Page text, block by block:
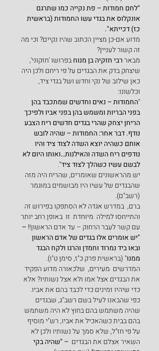
"לחם חמודות – פת נקייה כמו שתרגם
אונקלוס את בגדי עשו החמודות (בראשית
כז) דכייתא".
מדוע אם-כן מציין הכתוב שהיו נקיים? וכי מה
זה קשור לעניין?
מבאר רבי חזקיה בן מנוח בפרושו 'חזקוני',
שיצחק בדק את הבגדים על פי ריחם ולכן היה
כאן שילוב של נקי וחדש ושל בגדי ציד,
וכלשונו:
"החמודות – נאים וחדשים שמתכבד בהן
בפני הבריות ומשמש בהן בפני אביו ולפיכך
הריחן יצחק שהרי בגדים חדשים ריח הצבע
נודף. דבר אחר: החמודות – שהיה לובש
אותם כשהיה יוצא השדה לצוד ציד והיו
נודפים ריח השדה והאילנות…ואותו היום לא
לבשם עשיו כשהלך לצוד ציד".
יש מהראשונים שאומרים, שהריח היה מזה
שהבגדים של עשיו היו מבושמים במוגמר
(רשב"ם).
ברם,  במדרש אגדה לא הסתפקו בפירוש זה
והתייחסו למילה  מיוחדת  זו  באופן רחב יותר
עם קשר לעבר הרחוק – עד אדם הראשון!! –
"יש אומרים אלו בגדים של אדם הראשון
ובאו ביד נמרוד וחמדן והרגו ולקח הבגד
ממנו" (בראשית פרק כ"ז, סימן ט"ו).
המדרשים  מעירים,  שלכאורה מדוע הפקיד
את הבגדים אצל אמו ולא אצל נשותיו? אלא
כדי שיהיו זמינים כדי לכבד בהם את אביו.
כפי שהבאנו לעיל בשם רשב"ג, שבגדים
שהיה משתמש בהם בחוץ לא היה משתמש
בהם בבית כשהאכיל את אביו, רש"י מוסיף
על פי חז"ל, שלא סמך על נשותיו ולכן לא
השאיר אצלם את הבגדים – "שהיה בקי